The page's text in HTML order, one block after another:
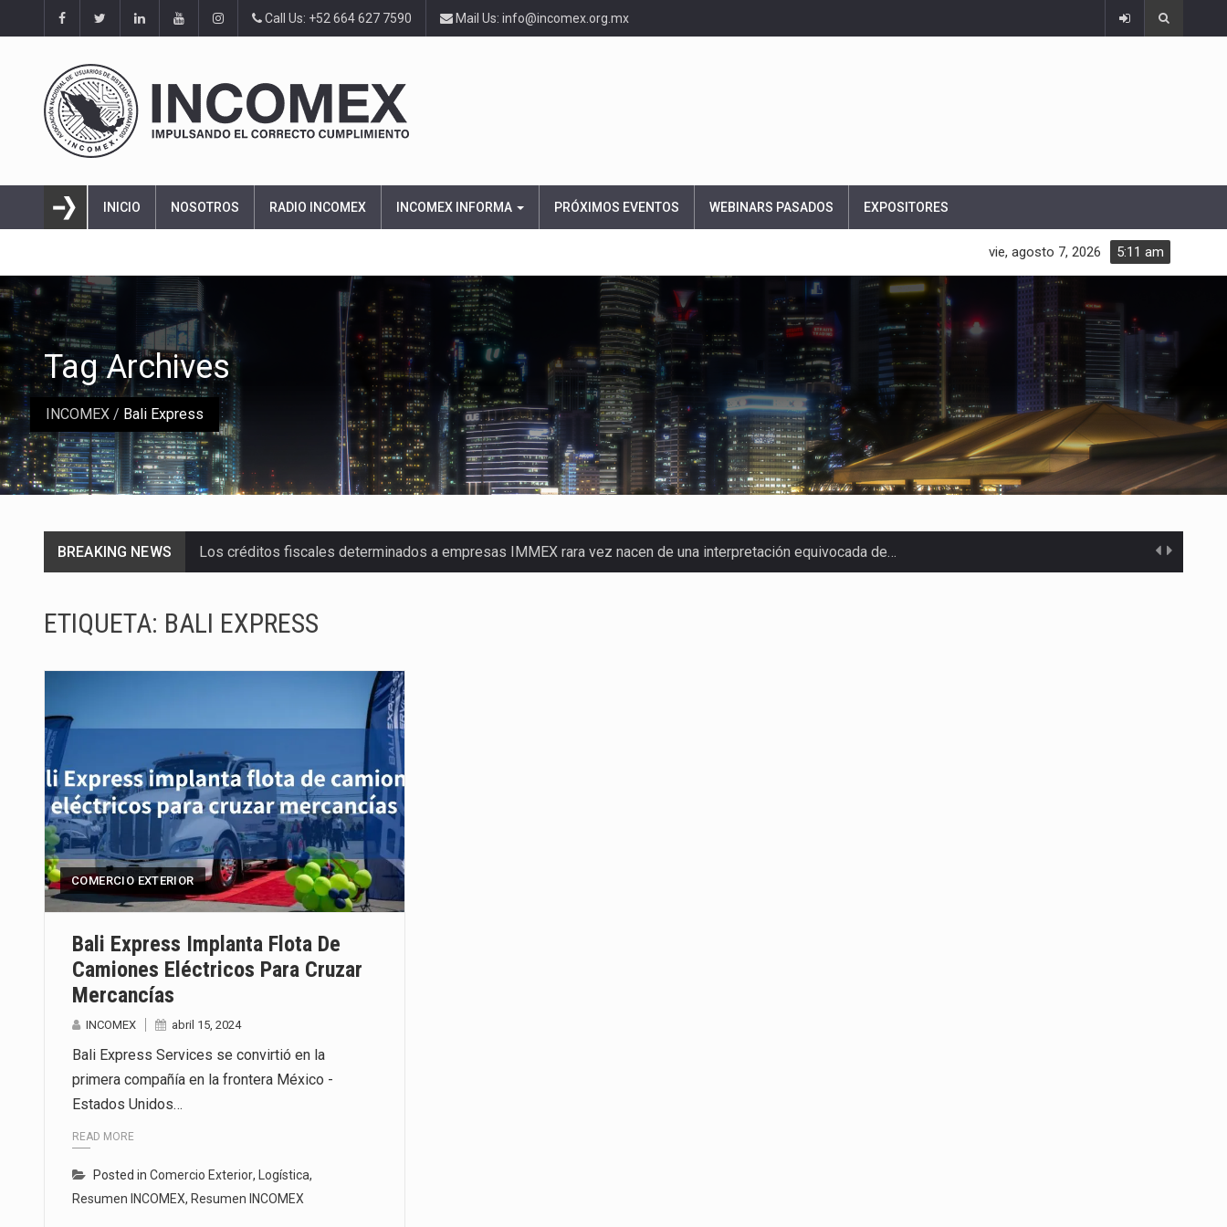
Call Us: +52 664 627 7590 Mail Us: info@incomex.org.mx
INICIO NOSOTROS RADIO INCOMEX INCOMEX INFORMA PRÓXIMOS EVENTOS WEBINARS PASADOS EXPOSITORES
5:11 am
vie, agosto 7, 2026
INCOMEX / Bali Express
Tag Archives
BREAKING NEWS Los créditos fiscales determinados a empresas IMMEX rara vez nacen de una interpretación equivocada de…
La inversión fija bruta en México registró un aumento de 1.1% interanual en mayo de…
El gobierno de Estados Unidos anunciará un arancel del 15 % sobre los productos fabricados…
El Departamento de Agricultura de Estados Unidos (USDA) suspendió el 5 de agosto de 2026…
El derecho a la previsibilidad de los horarios de trabajo en turnos rotativos podría ser…
La industria manufacturera de exportación afiliada a Index en Nuevo León ha alcanzado hasta 10%…
Las métricas tradicionales de los parques industriales —absorción, ocupación y metros cuadrados desarrollados— resultan insuficientes…
El superávit comercial de México con Estados Unidos alcanzó 102,581 millones de dólares (mdd) en…
ETIQUETA: BALI EXPRESS
COMERCIO EXTERIOR
Bali Express Implanta Flota De
Camiones Eléctricos Para Cruzar
Mercancías
INCOMEX abril 15, 2024
Bali Express Services se convirtió en la
primera compañía en la frontera México -
Estados Unidos…
READ MORE
Posted in Comercio Exterior, Logística,
Resumen INCOMEX, Resumen INCOMEX